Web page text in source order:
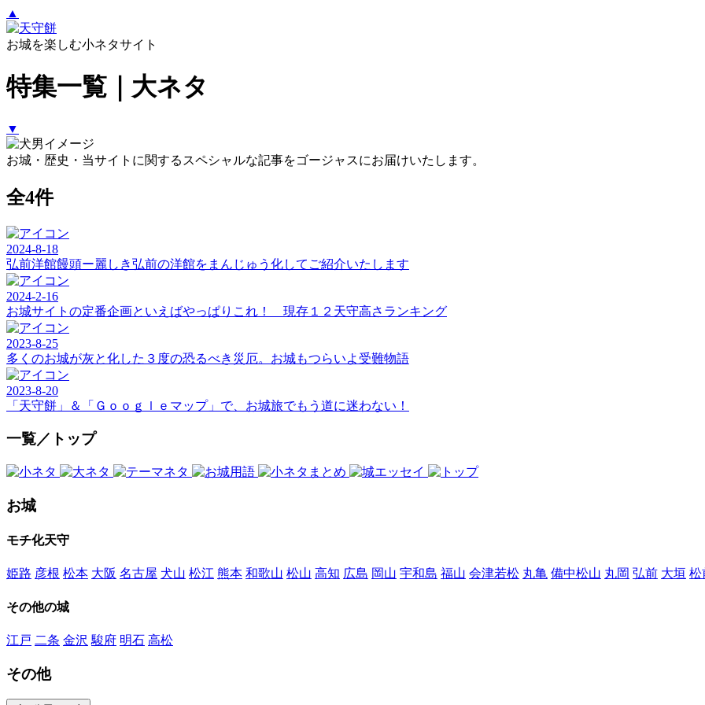
▲
お城を楽しむ小ネタサイト
特集一覧｜大ネタ
▼
お城・歴史・当サイトに関するスペシャルな記事をゴージャスにお届けいたします。
全4件
2024-8-18
弘前洋館饅頭ー麗しき弘前の洋館をまんじゅう化してご紹介いたします
2024-2-16
お城サイトの定番企画といえばやっぱりこれ！ 現存１２天守高さランキング
2023-8-25
多くのお城が灰と化した３度の恐るべき災厄。お城もつらいよ受難物語
2023-8-20
「天守餅」＆「Ｇｏｏｇｌｅマップ」で、お城旅でもう道に迷わない！
一覧／トップ
お城
モチ化天守
姫路 彦根 松本 大阪 名古屋 犬山 松江 熊本 和歌山 松山 高知 広島 岡山 宇和島 福山 会津若松 丸亀 備中松山 丸岡 弘前 大垣 松
その他の城
江戸 二条 金沢 駿府 明石 高松
その他